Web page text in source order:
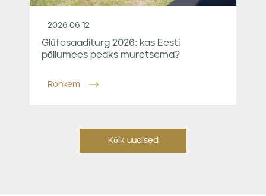
2026 06 12
Glüfosaaditurg 2026: kas Eesti
põllumees peaks muretsema?
Rohkem
Kõik uudised